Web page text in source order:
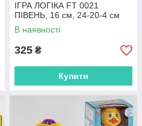
ІГРА ЛОГІКА FT 0021
ПІВЕНЬ, 16 см, 24-20-4 см
В наявності
325 ₴
Купити